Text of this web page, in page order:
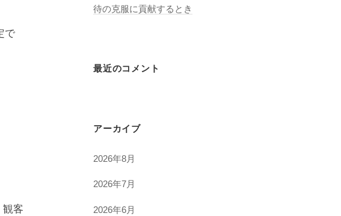
で
観客
待の克服に貢献するとき
最近のコメント
アーカイブ
2026年8月
2026年7月
2026年6月